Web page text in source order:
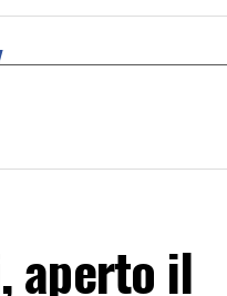
aperto il